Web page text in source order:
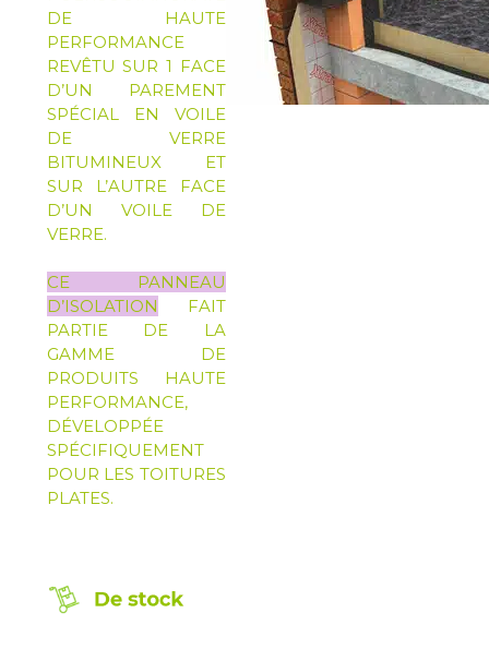
DE HAUTE
PERFORMANCE
REVÊTU SUR 1 FACE
D’UN PAREMENT
SPÉCIAL EN VOILE
DE VERRE
BITUMINEUX ET
SUR L’AUTRE FACE
D’UN VOILE DE
VERRE.
CE PANNEAU
D’ISOLATION FAIT
PARTIE DE LA
GAMME DE
PRODUITS HAUTE
PERFORMANCE,
DÉVELOPPÉE
SPÉCIFIQUEMENT
POUR LES TOITURES
PLATES.